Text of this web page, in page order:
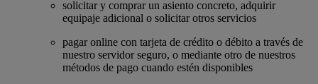
solicitar y comprar un asiento concreto, adquirir
equipaje adicional o solicitar otros servicios
pagar online con tarjeta de crédito o débito a través de
nuestro servidor seguro, o mediante otro de nuestros
métodos de pago cuando estén disponibles